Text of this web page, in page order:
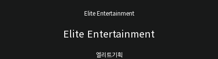
Elite Entertainment
Elite Entertainment
엘리트기획